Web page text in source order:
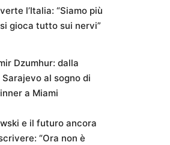
l’Italia: “Siamo più
gioca tutto sui nervi”
Dzumhur: dalla
al sogno di
a Miami
e il futuro ancora
“Ora non è